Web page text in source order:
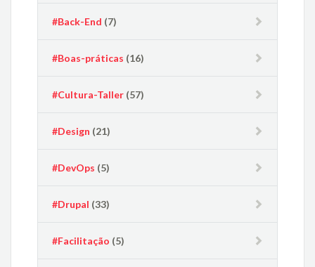
#Back-End (7)
#Boas-práticas (16)
#Cultura-Taller (57)
#Design (21)
#DevOps (5)
#Drupal (33)
#Facilitação (5)